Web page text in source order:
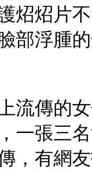
炤炤片
部浮腫
傳的女
張三名
，有網